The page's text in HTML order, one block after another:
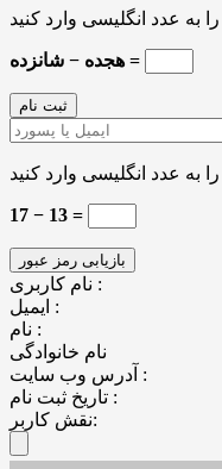
هجده − شانزده =
17 − 13 =
نام کاربری :
ایمیل :
نام :
نام خانوادگی
آدرس وب سایت :
تاریخ ثبت نام :
نقش کاربر: